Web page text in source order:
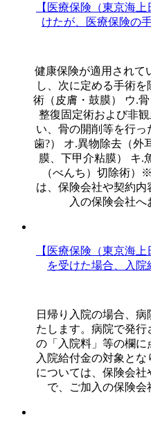
【医療保険（東京海
けたが、医療保険の
健康保険が適用されて
し、次に定める手術
術（皮膚・鼓膜） ウ.
整復固定術および非
い、骨の開削等を行
歯?） オ.異物除去（外
膜、下甲介粘膜） キ.
（べんち）切除術）
は、保険会社や契約
入の保険会社へ
【医療保険（東京海
を受けた場合、入院
日帰り入院の場合、
たします。病院で発
の「入院料」等の欄
入院給付金の対象と
については、保険会
で、ご加入の保険会